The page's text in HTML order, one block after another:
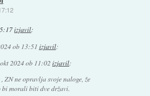
izjavil:
ob 13:51 izjavil:
2024 ob 11:02izjavil:
, ZN ne opravlja svoje naloge, že
bi morali biti dve državi.